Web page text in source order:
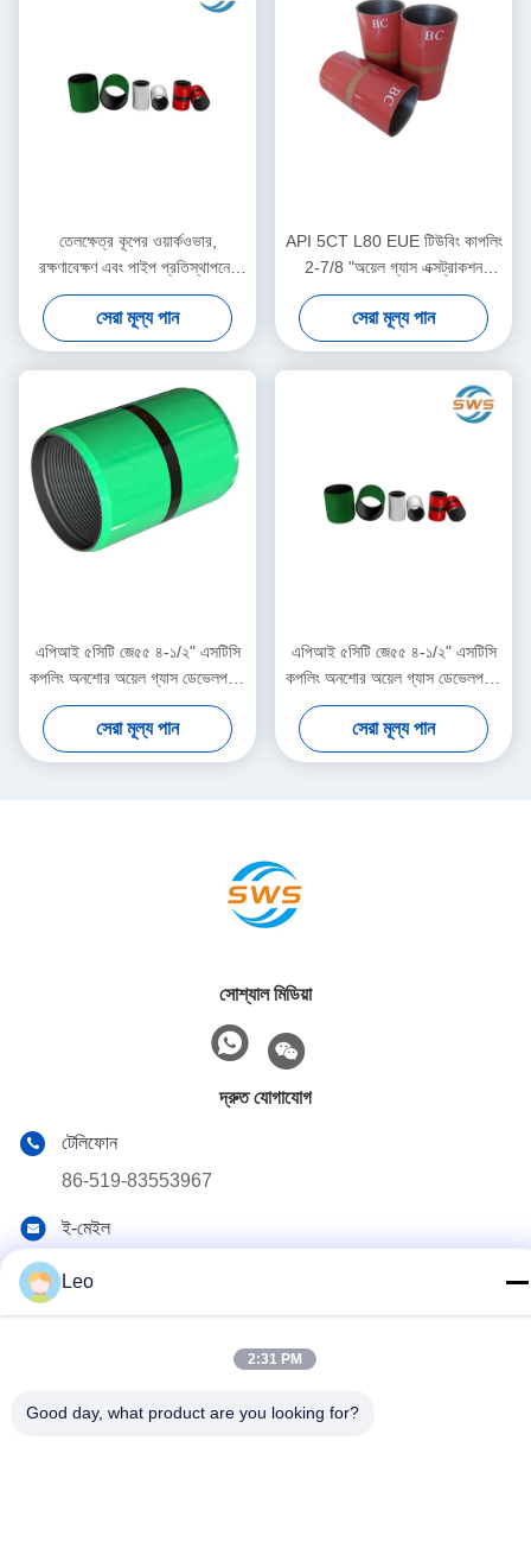
তেলক্ষেত্র কূপের ওয়ার্কওভার,
রক্ষণাবেক্ষণ এবং পাইপ প্রতিস্থাপনের
জন্য API 5CT N80 টিউবিং
কানেকশন কাপলিং ২-৭/৮ ইঞ্চি
সেরা মূল্য পান
API 5CT L80 EUE টিউবিং কাপলিং
2-7/8 "অয়েল গ্যাস এক্সট্রাকশন
সিমলেস স্টিল পাইপ কাপলার, মাঝারি
গভীরতা তেল ও গ্যাস উত্পাদন টিউবিং
সংযোগ এবং ডাউনহোল তরল সংক্রমণ
জন্য গৃহীত
সেরা মূল্য পান
এপিআই ৫সিটি জে৫৫ ৪-১/২" এসটিসি
কপলিং অনশোর অয়েল গ্যাস ডেভেলপমেন্ট
প্রজেক্টের জন্য ডাউনহোল ড্রিলিং টুল,
অয়েল অ্যান্ড গ্যাস ড্রিলিং কেসিং
সংযোগের জন্য ছোট খনির অনুসন্ধান
সেরা মূল্য পান
এপিআই ৫সিটি জে৫৫ ৪-১/২" এসটিসি
কপলিং অনশোর অয়েল গ্যাস ডেভেলপমেন্ট
প্রজেক্টের জন্য ডাউনহোল ড্রিলিং টুল,
অয়েল অ্যান্ড গ্যাস ড্রিলিং কেসিং
সংযোগের জন্য ছোট খনির অনুসন্ধান
সেরা মূল্য পান
সোশ্যাল মিডিয়া
দ্রুত যোগাযোগ
টেলিফোন
86-519-83553967
ই-মেইল
হাই-টেক ইন্ডাস্ট্রিয়াল পার্ক উজিন জোন, চাংঝু, জিয়াংসু প্রদেশ, চীন
গোপনীয়তা নীতি
সাইটম্যাপ
Leo
2:31 PM
Good day, what product are you looking for?